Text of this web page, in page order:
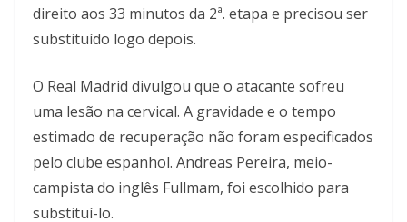
direito aos 33 minutos da 2ª. etapa e precisou ser
substituído logo depois.
O Real Madrid divulgou que o atacante sofreu
uma lesão na cervical. A gravidade e o tempo
estimado de recuperação não foram especificados
pelo clube espanhol. Andreas Pereira, meio-
campista do inglês Fullmam, foi escolhido para
substituí-lo.